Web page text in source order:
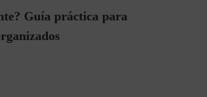
Guía práctica para